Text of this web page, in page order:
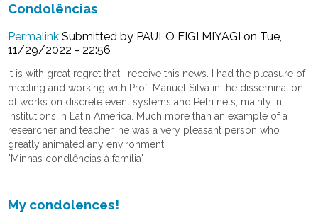
Condolências
Permalink Submitted by PAULO EIGI MIYAGI on Tue,
11/29/2022 - 22:56
It is with great regret that I receive this news. I had the pleasure of
meeting and working with Prof. Manuel Silva in the dissemination
of works on discrete event systems and Petri nets, mainly in
institutions in Latin America. Much more than an example of a
researcher and teacher, he was a very pleasant person who
greatly animated any environment.
"Minhas condlências à família"
My condolences!